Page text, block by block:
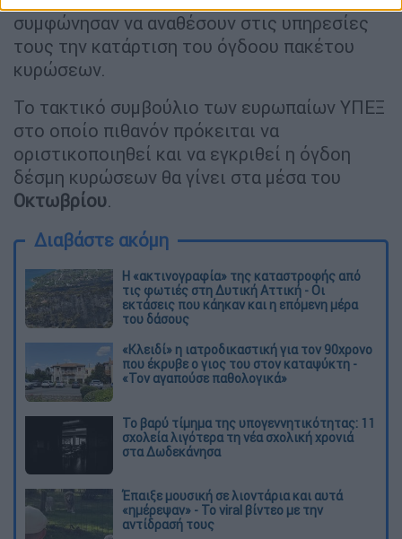
συμφώνησαν να αναθέσουν στις υπηρεσίες
τους την κατάρτιση του όγδοου πακέτου
κυρώσεων.
Το τακτικό συμβούλιο των ευρωπαίων ΥΠΕΞ
στο οποίο πιθανόν πρόκειται να
οριστικοποιηθεί και να εγκριθεί η όγδοη
δέσμη κυρώσεων θα γίνει στα μέσα του
Οκτωβρίου.
Διαβάστε ακόμη
Η «ακτινογραφία» της καταστροφής από
τις φωτιές στη Δυτική Αττική - Οι
εκτάσεις που κάηκαν και η επόμενη μέρα
του δάσους
«Κλειδί» η ιατροδικαστική για τον 90χρονο
που έκρυβε ο γιος του στον καταψύκτη -
«Τον αγαπούσε παθολογικά»
Το βαρύ τίμημα της υπογεννητικότητας: 11
σχολεία λιγότερα τη νέα σχολική χρονιά
στα Δωδεκάνησα
Έπαιξε μουσική σε λιοντάρια και αυτά
«ημέρεψαν» - Το viral βίντεο με την
αντίδρασή τους